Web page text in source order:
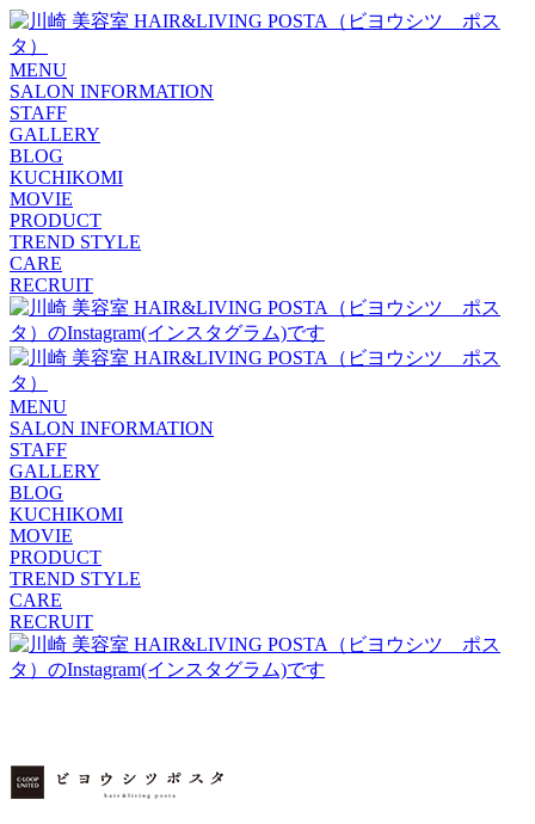
MENU
SALON INFORMATION
STAFF
GALLERY
BLOG
KUCHIKOMI
MOVIE
PRODUCT
TREND STYLE
CARE
RECRUIT
MENU
SALON INFORMATION
STAFF
GALLERY
BLOG
KUCHIKOMI
MOVIE
PRODUCT
TREND STYLE
CARE
RECRUIT